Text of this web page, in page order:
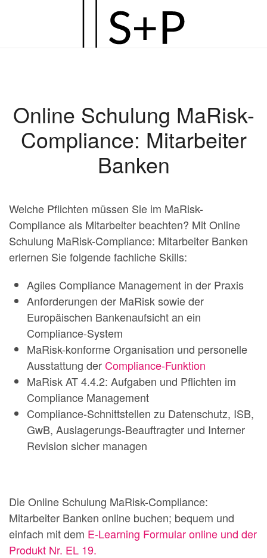
Online Schulung MaRisk-
Compliance: Mitarbeiter
Banken
Welche Pflichten müssen Sie im MaRisk-
Compliance als Mitarbeiter beachten? Mit Online
Schulung MaRisk-Compliance: Mitarbeiter Banken
erlernen Sie folgende fachliche Skills:
Agiles Compliance Management in der Praxis
Anforderungen der MaRisk sowie der
Europäischen Bankenaufsicht an ein
Compliance-System
MaRisk-konforme Organisation und personelle
Ausstattung der Compliance-Funktion
MaRisk AT 4.4.2: Aufgaben und Pflichten im
Compliance Management
Compliance-Schnittstellen zu Datenschutz, ISB,
GwB, Auslagerungs-Beauftragter und Interner
Revision sicher managen
Die Online Schulung MaRisk-Compliance:
Mitarbeiter Banken online buchen; bequem und
einfach mit dem E-Learning Formular online und der
Produkt Nr. EL 19.